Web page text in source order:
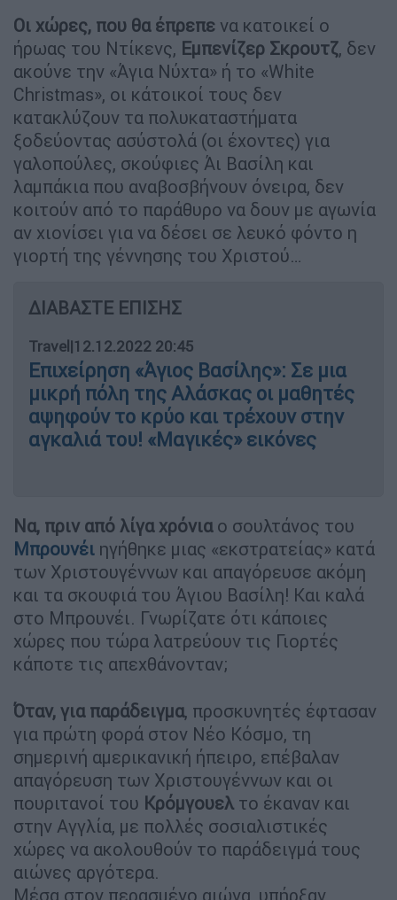
Οι χώρες, που θα έπρεπε να κατοικεί ο
ήρωας του Ντίκενς, Εμπενίζερ Σκρουτζ, δεν
ακούνε την «Άγια Νύχτα» ή το «White
Christmas», οι κάτοικοί τους δεν
κατακλύζουν τα πολυκαταστήματα
ξοδεύοντας ασύστολά (οι έχοντες) για
γαλοπούλες, σκούφιες Άι Βασίλη και
λαμπάκια που αναβοσβήνουν όνειρα, δεν
κοιτούν από το παράθυρο να δουν με αγωνία
αν χιονίσει για να δέσει σε λευκό φόντο η
γιορτή της γέννησης του Χριστού…
ΔΙΑΒΑΣΤΕ ΕΠΙΣΗΣ
Travel |12.12.2022 20:45
Επιχείρηση «Άγιος Βασίλης»: Σε μια
μικρή πόλη της Αλάσκας οι μαθητές
αψηφούν το κρύο και τρέχουν στην
αγκαλιά του! «Μαγικές» εικόνες
Να, πριν από λίγα χρόνιαο σουλτάνος του
Μπρουνέι ηγήθηκε μιας «εκστρατείας» κατά
των Χριστουγέννων και απαγόρευσε ακόμη
και τα σκουφιά του Άγιου Βασίλη! Και καλά
στο Μπρουνέι. Γνωρίζατε ότι κάποιες
χώρες που τώρα λατρεύουν τις Γιορτές
κάποτε τις απεχθάνονταν;
Όταν, για παράδειγμα, προσκυνητές έφτασαν
για πρώτη φορά στον Νέο Κόσμο, τη
σημερινή αμερικανική ήπειρο, επέβαλαν
απαγόρευση των Χριστουγέννων και οι
πουριτανοί του Κρόμγουελ το έκαναν και
στην Αγγλία, με πολλές σοσιαλιστικές
χώρες να ακολουθούν το παράδειγμά τους
αιώνες αργότερα.
Μέσα στον περασμένο αιώνα, υπήρξαν